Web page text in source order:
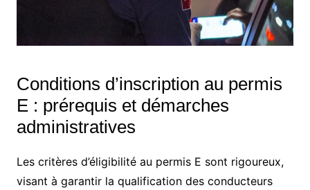
Conditions d’inscription au permis
E : prérequis et démarches
administratives
Les critères d’éligibilité au permis E sont rigoureux,
visant à garantir la qualification des conducteurs